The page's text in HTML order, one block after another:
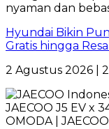
Hyundai Bikin
Gratis hingga
2 Agustus 2026 |